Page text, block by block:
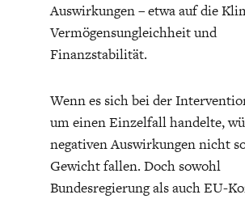
CIRCULAR
Auswirkungen – etwa auf die
Vermögensungleichheit und
Finanzstabilität.
Wenn es sich bei der
um einen Einzelfall handelte,
negativen Auswirkungen nicht
Gewicht fallen. Doch sowohl
Bundesregierung als auch EU-